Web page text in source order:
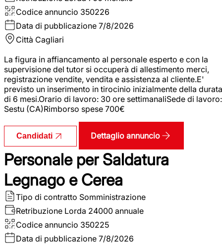
Codice annuncio 350226
Data di pubblicazione 7/8/2026
Città Cagliari
La figura in affiancamento al personale esperto e con la
supervisione del tutor si occuperà di allestimento merci,
registrazione vendite, vendita e assistenza al cliente.E'
previsto un inserimento in tirocinio inizialmente della durata
di 6 mesi.Orario di lavoro: 30 ore settimanaliSede di lavoro:
Sestu (CA)Rimborso spese 700€
Candidati Dettaglio annuncio
Personale per Saldatura
Legnago e Cerea
Tipo di contratto Somministrazione
Retribuzione Lorda 24000 annuale
Codice annuncio 350225
Data di pubblicazione 7/8/2026